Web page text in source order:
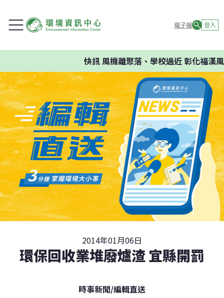
電子報 登入
快訊風機離聚落、學校過近 彰化福漢風
2014年01月06日
環保回收業堆廢爐渣 宜縣開罰
時事新聞/編輯直送